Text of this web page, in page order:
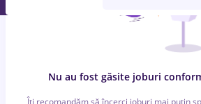
Nu au fost găsite joburi
Îți recomandăm să încerci joburi mai puțin